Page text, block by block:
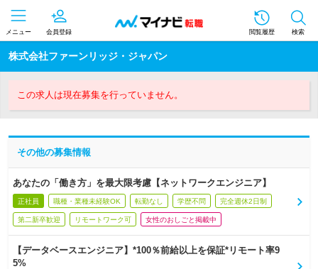
メニュー 会員登録 閲覧履歴 検索
株式会社ファーンリッジ・ジャパン
この求人は現在募集を行っていません。
その他の募集情報
あなたの「働き方」を最大限考慮【ネットワークエンジニア】
正社員 職種・業種未経験OK 転勤なし 学歴不問 完全週休2日制
第二新卒歓迎 リモートワーク可 女性のおしごと掲載中
【データベースエンジニア】*100％前給以上を保証*リモート率9
5%